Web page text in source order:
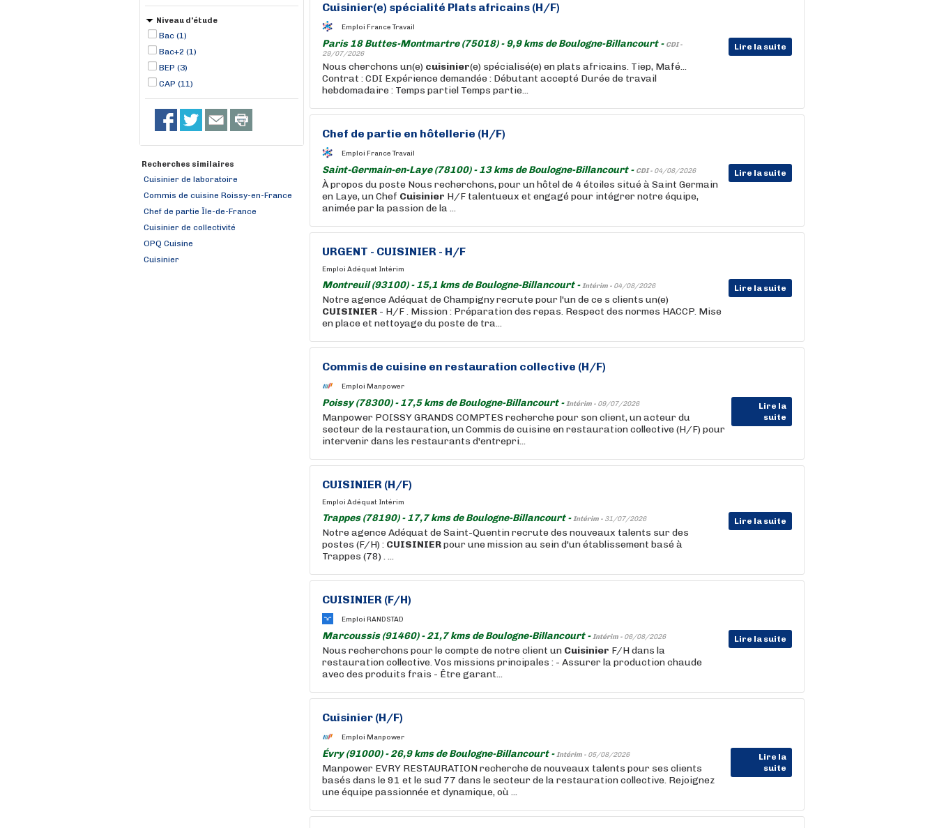
Niveau d'étude
Bac (1)
Bac+2 (1)
BEP (3)
CAP (11)
Recherches similaires
Cuisinier de laboratoire
Commis de cuisine Roissy-en-France
Chef de partie Île-de-France
Cuisinier de collectivité
OPQ Cuisine
Cuisinier
Cuisinier(e) spécialité Plats africains (H/F)
Emploi France Travail
Paris 18 Buttes-Montmartre (75018) - 9,9 kms de Boulogne-Billancourt - CDI -
29/07/2026
Lire la suite
Nous cherchons un(e) cuisinier(e) spécialisé(e) en plats africains. Tiep, Mafé...
Contrat : CDI Expérience demandée : Débutant accepté Durée de travail
hebdomadaire : Temps partiel Temps partie...
Chef de partie en hôtellerie (H/F)
Emploi France Travail
Saint-Germain-en-Laye (78100) - 13 kms de Boulogne-Billancourt - CDI - 04/08/2026 Lire la suite
À propos du poste Nous recherchons, pour un hôtel de 4 étoiles situé à Saint Germain
en Laye, un Chef Cuisinier H/F talentueux et engagé pour intégrer notre équipe,
animée par la passion de la ...
URGENT - CUISINIER - H/F
Emploi Adéquat Intérim
Montreuil (93100) - 15,1 kms de Boulogne-Billancourt -Intérim - 04/08/2026 Lire la suite
Notre agence Adéquat de Champigny recrute pour l'un de ce s clients un(e)
CUISINIER - H/F . Mission : Préparation des repas. Respect des normes HACCP. Mise
en place et nettoyage du poste de tra...
Commis de cuisine en restauration collective (H/F)
Emploi Manpower
Poissy (78300) - 17,5 kms de Boulogne-Billancourt -Intérim - 09/07/2026
Lire la
suite
Manpower POISSY GRANDS COMPTES recherche pour son client, un acteur du
secteur de la restauration, un Commis de cuisine en restauration collective (H/F) pour
intervenir dans les restaurants d'entrepri...
CUISINIER (H/F)
Emploi Adéquat Intérim
Trappes (78190) - 17,7 kms de Boulogne-Billancourt -Intérim - 31/07/2026 Lire la suite
Notre agence Adéquat de Saint-Quentin recrute des nouveaux talents sur des
postes (F/H) : CUISINIERpour une mission au sein d'un établissement basé à
Trappes (78) . ...
CUISINIER (F/H)
Emploi RANDSTAD
Marcoussis (91460) - 21,7 kms de Boulogne-Billancourt -Intérim - 06/08/2026 Lire la suite
Nous recherchons pour le compte de notre client un Cuisinier F/H dans la
restauration collective. Vos missions principales : - Assurer la production chaude
avec des produits frais - Être garant...
Cuisinier (H/F)
Emploi Manpower
Évry (91000) - 26,9 kms de Boulogne-Billancourt -Intérim - 05/08/2026
Lire la
suite
Manpower EVRY RESTAURATION recherche de nouveaux talents pour ses clients
basés dans le 91 et le sud 77 dans le secteur de la restauration collective. Rejoignez
une équipe passionnée et dynamique, où ...